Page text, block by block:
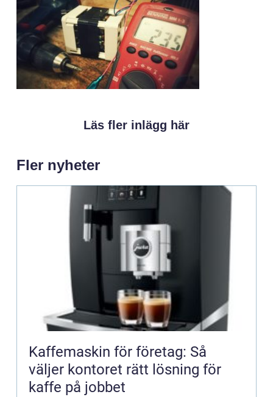
Läs fler inlägg här
Fler nyheter
Kaffemaskin för företag: Så
väljer kontoret rätt lösning för
kaffe på jobbet